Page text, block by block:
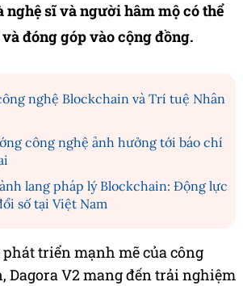
sĩ và người hâm mộ có thể
đóng góp vào cộng đồng.
nghệ Blockchain và Trí tuệ Nhân
công nghệ ảnh hưởng tới báo chí
lang pháp lý Blockchain: Động lực
số tại Việt Nam
triển mạnh mẽ của công
Dagora V2 mang đến trải nghiệm